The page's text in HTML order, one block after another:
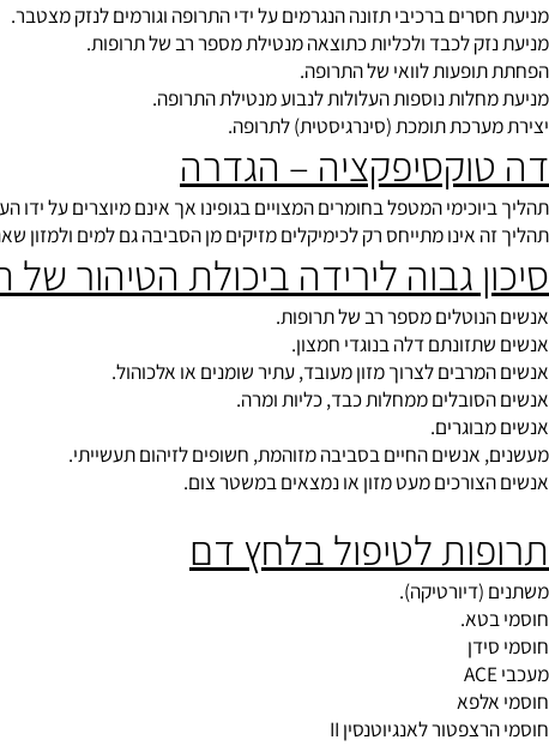
שבשילוב רכיבי תזונה עם
ברכיבי תזונה הנגרמים על ידי התרופה וגורמים לנזק מצטבר.
לכבד ולכליות כתוצאה מנטילת מספר רב של תרופות.
לוואי של התרופה.
נוספות העלולות לנבוע מנטילת התרופה.
תומכת (סינרגיסטית) לתרופה.
– הגדרה
המטפל בחומרים המצויים בגופינו אך אינם מיוצרים על ידו
מתייחס רק לכימיקלים מזיקים מן הסביבה גם למים ולמזון שאנו
גבוה לירידה ביכולת הטיהור של
מספר רב של תרופות.
דלה בנוגדי חמצון.
לצרוך מזון מעובד, עתיר שומנים או אלכוהול.
ממחלות כבד, כליות ומרה.
החיים בסביבה מזוהמת, חשופים לזיהום תעשייתי.
מעט מזון או נמצאים במשטר צום.
לטיפול בלחץ דם